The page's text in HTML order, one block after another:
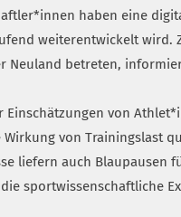
haben eine
weiterentwickelt wird.
Neuland betreten,
von
von Trainingslast
liefern auch Blaupausen
sportwissenschaftliche